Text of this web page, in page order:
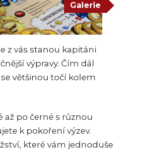
Galerie
z vás stanou kapitáni
výpravy. Čím dál
většinou točí kolem
až po černé s různou
k pokoření výzev.
které vám jednoduše